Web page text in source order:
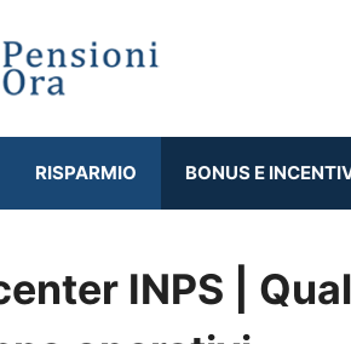
RISPARMIO BONUS E
INPS |